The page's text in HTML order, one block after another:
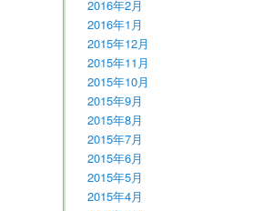
2016年2月
2016年1月
2015年12月
2015年11月
2015年10月
2015年9月
2015年8月
2015年7月
2015年6月
2015年5月
2015年4月